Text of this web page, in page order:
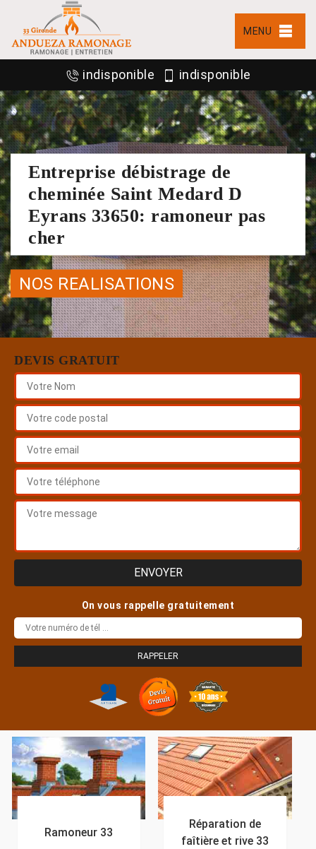
MENU
indisponible indisponible
Entreprise débistrage de
cheminée Saint Medard D
Eyrans 33650: ramoneur pas
cher
NOS REALISATIONS
DEVIS GRATUIT
On vous rappelle gratuitement
Ramoneur 33
Réparation de
faîtière et rive 33